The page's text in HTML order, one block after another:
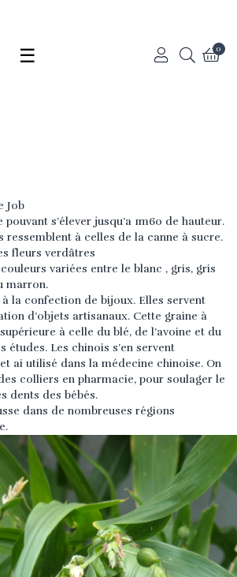
Basculer
☰ 0
Job
pouvant s’élever jusqu’a 1m60 de hauteur.
ressemblent à celles de la canne à sucre.
fleurs verdâtres
variées entre le blanc , gris, gris
marron.
à la confection de bijoux. Elles servent
d’objets artisanaux. Cette graine à
à celle du blé, de l’avoine et du
études. Les chinois s’en servent
ai utilisé dans la médecine chinoise. On
colliers en pharmacie, pour soulager le
dents des bébés.
dans de nombreuses régions